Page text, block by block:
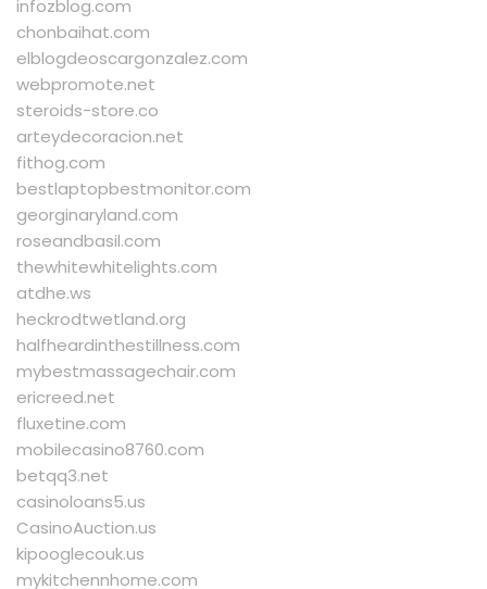
infozblog.com
chonbaihat.com
elblogdeoscargonzalez.com
webpromote.net
steroids-store.co
arteydecoracion.net
fithog.com
bestlaptopbestmonitor.com
georginaryland.com
roseandbasil.com
thewhitewhitelights.com
atdhe.ws
heckrodtwetland.org
halfheardinthestillness.com
mybestmassagechair.com
ericreed.net
fluxetine.com
mobilecasino8760.com
betqq3.net
casinoloans5.us
CasinoAuction.us
kipooglecouk.us
mykitchennhome.com